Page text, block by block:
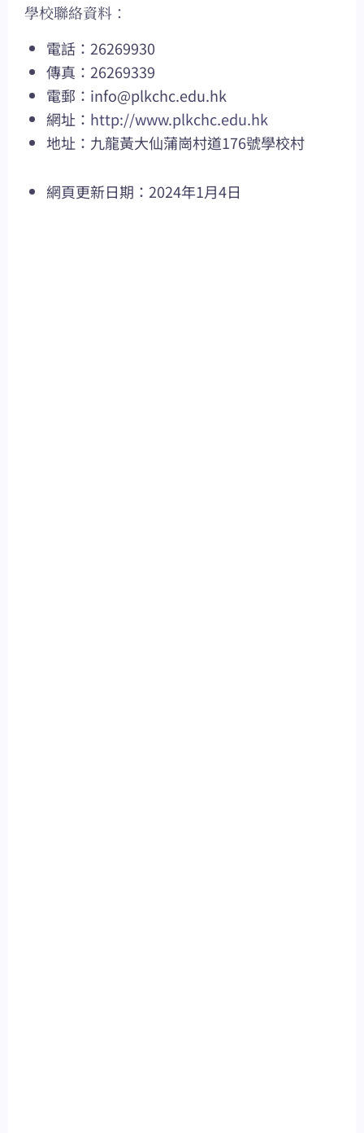
學校聯絡資料：
電話：26269930
傳真：26269339
電郵： info@plkchc.edu.hk
網址： http://www.plkchc.edu.hk
地址：九龍黃大仙蒲崗村道176號學校村
網頁更新日期：2024年1月4日